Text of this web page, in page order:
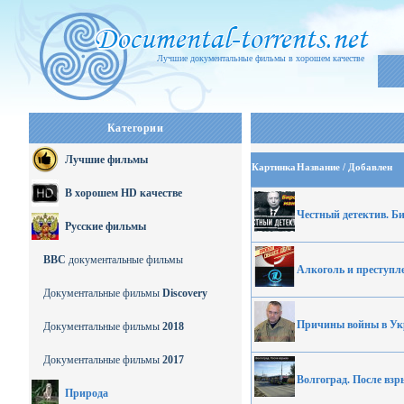
Лучшие документальные фильмы в хорошем качестве
Категории
Лучшие фильмы
В хорошем HD качестве
Русские фильмы
BBC документальные фильмы
Документальные фильмы Discovery
Документальные фильмы 2018
Документальные фильмы 2017
Природа
КартинкаНазвание / Добавлен
Честный детектив.
Алкоголь и
Причины войны в
Волгоград. После